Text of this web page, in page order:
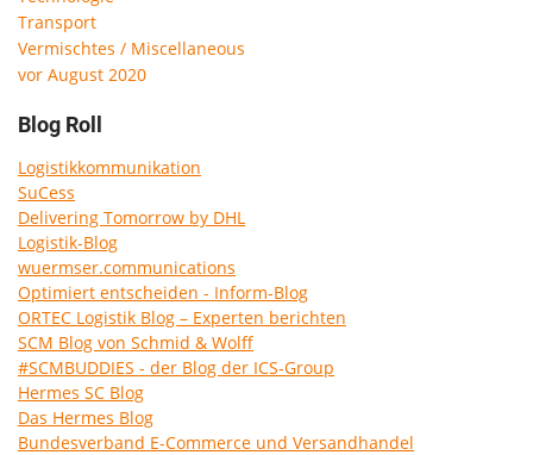
Transport
Vermischtes / Miscellaneous
vor August 2020
Blog Roll
Logistikkommunikation
SuCess
Delivering Tomorrow by DHL
Logistik-Blog
wuermser.communications
Optimiert entscheiden - Inform-Blog
ORTEC Logistik Blog – Experten berichten
SCM Blog von Schmid & Wolff
#SCMBUDDIES - der Blog der ICS-Group
Hermes SC Blog
Das Hermes Blog
Bundesverband E-Commerce und Versandhandel